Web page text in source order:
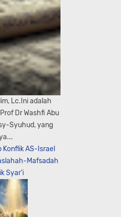
Lc.Ini adalah
Dr Washfi Abu
Syuhud, yang
AS-Israel
Mafsadah
Syar’i